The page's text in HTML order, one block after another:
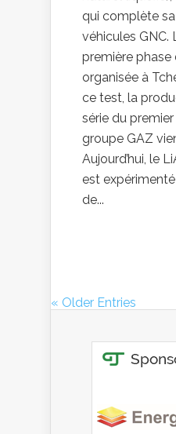
qui complète
véhicules GNC.
première
organisée à
ce test, la
série du
groupe GAZ
Aujourd’hui, le
est
de...
« Older Entries